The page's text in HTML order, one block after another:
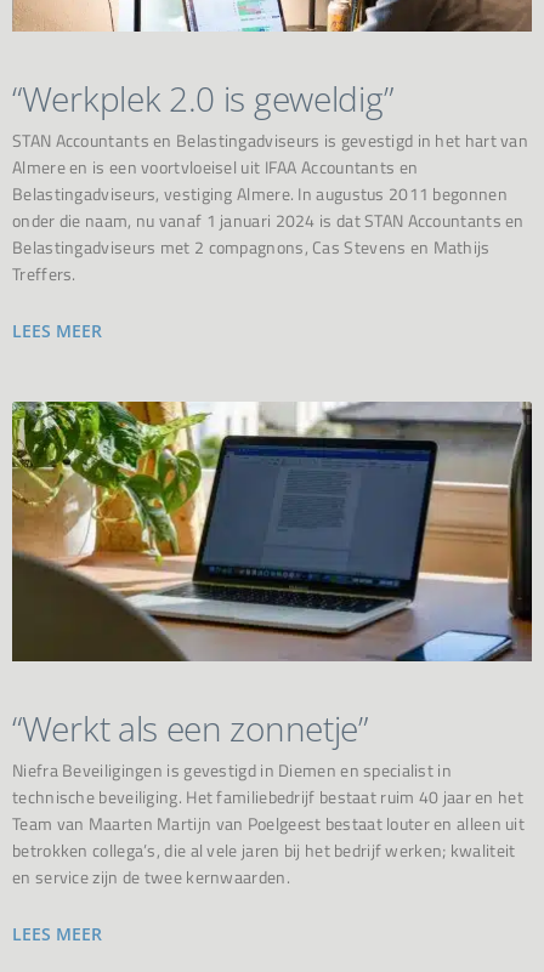
“Werkplek 2.0 is geweldig”
STAN Accountants en Belastingadviseurs is gevestigd in het hart van
Almere en is een voortvloeisel uit IFAA Accountants en
Belastingadviseurs, vestiging Almere. In augustus 2011 begonnen
onder die naam, nu vanaf 1 januari 2024 is dat STAN Accountants en
Belastingadviseurs met 2 compagnons, Cas Stevens en Mathijs
Treffers.
LEES MEER
“Werkt als een zonnetje”
Niefra Beveiligingen is gevestigd in Diemen en specialist in
technische beveiliging. Het familiebedrijf bestaat ruim 40 jaar en het
Team van Maarten Martijn van Poelgeest bestaat louter en alleen uit
betrokken collega’s, die al vele jaren bij het bedrijf werken; kwaliteit
en service zijn de twee kernwaarden.
LEES MEER